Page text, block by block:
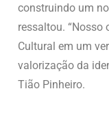
construindo um
ressaltou. “Nosso
Cultural em um
valorização da
Tião Pinheiro.